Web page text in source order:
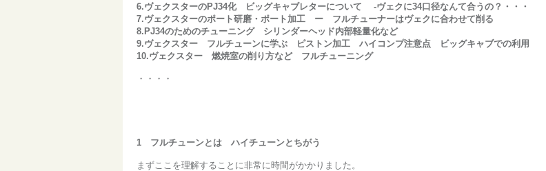
6.ヴェクスターのPJ34化 ビッグキャブレターについて
-ヴェクに34口径なんて合うの？・・・
7.ヴェクスターのポート研磨・ポート加工 ー フルチューナーはヴェクに合わせて削る
8.PJ34のためのチューニング シリンダーヘッド内部軽量化など
9.ヴェクスター フルチューンに学ぶ ピストン加工 ハイコンプ注意点 ビッグキャブでの利用
10.ヴェクスター 燃焼室の削り方など フルチューニング
・・・・
1 フルチューンとは ハイチューンとちがう
まずここを理解することに非常に時間がかかりました。